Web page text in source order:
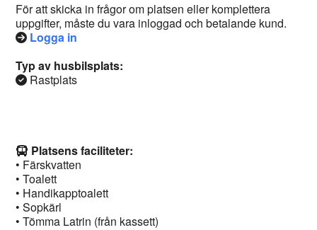
För att skicka in frågor om platsen eller komplettera
uppgifter, måste du vara inloggad och betalande kund.
Logga in
Typ av husbilsplats:
Rastplats
Platsens faciliteter:
• Färskvatten
• Toalett
• Handikapptoalett
• Sopkärl
• Tömma Latrin (från kassett)